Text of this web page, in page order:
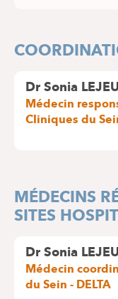
Dr Sonia
Médecin
Cliniques du
MÉDECINS
SITES
Dr Sonia
Médecin
du Sein - DELTA